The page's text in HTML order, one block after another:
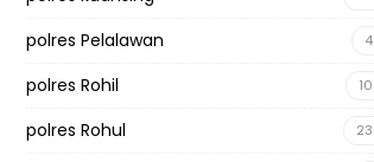
polres Pelalawan 4
polres Rohil 10
polres Rohul 23